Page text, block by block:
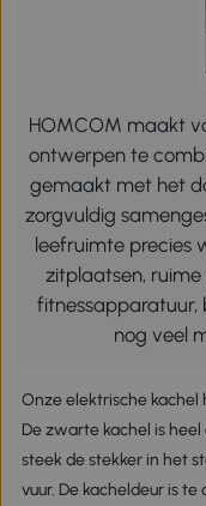
HOMCOM maakt
ontwerpen te
gemaakt met het
zorgvuldig
leefruimte precies
zitplaatsen,
fitnessapparatuur,
nog veel
Onze elektrische kachel
De zwarte kachel is
steek de stekker in het
vuur. De kacheldeur is